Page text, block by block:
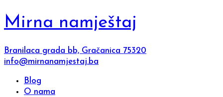
Mirna namještaj
Branilaca grada bb, Gračanica 75320
info@mirnanamjestaj.ba
Blog
O nama